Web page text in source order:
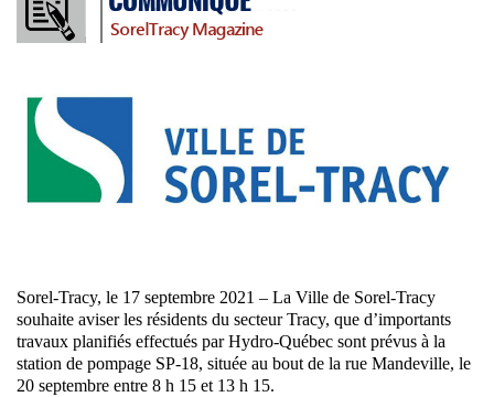
Sorel-Tracy, le 17 septembre 2021 – La Ville de Sorel-Tracy
souhaite aviser les résidents du secteur Tracy, que d’importants
travaux planifiés effectués par Hydro-Québec sont prévus à la
station de pompage SP-18, située au bout de la rue Mandeville, le
20 septembre entre 8 h 15 et 13 h 15.